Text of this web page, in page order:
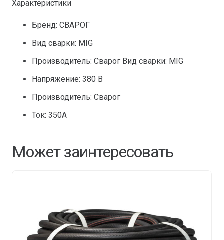
Характеристики
Бренд: СВАРОГ
Вид сварки: MIG
Производитель: Сварог Вид сварки: MIG
Напряжение: 380 В
Производитель: Сварог
Ток: 350А
Может заинтересовать